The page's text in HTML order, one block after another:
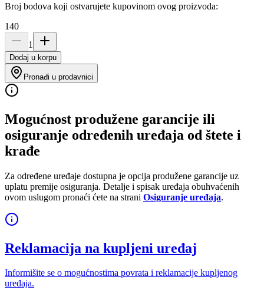
Broj bodova koji ostvarujete kupovinom ovog proizvoda:
140
1
Dodaj u korpu
Pronađi u prodavnici
Mogućnost produžene garancije ili
osiguranje određenih uređaja od štete i
krađe
Za određene uređaje dostupna je opcija produžene garancije uz
uplatu premije osiguranja. Detalje i spisak uređaja obuhvaćenih
ovom uslugom pronaći ćete na strani Osiguranje uređaja.
Reklamacija na kupljeni uređaj
Informišite se o mogućnostima povrata i reklamacije kupljenog
uređaja.